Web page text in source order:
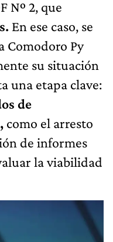
Nº 2, que
En ese caso, se
Comodoro Py
su situación
una etapa clave:
de
como el arresto
de informes
la viabilidad